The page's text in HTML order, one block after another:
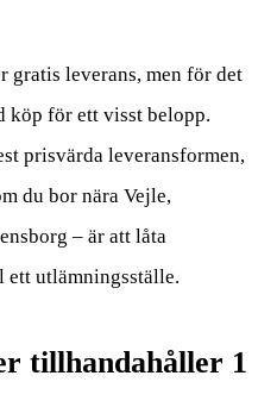
gratis leverans, men för det
köp för ett visst belopp.
prisvärda leveransformen,
du bor nära Vejle,
– är att låta
utlämningsställe.
tillhandahåller 1